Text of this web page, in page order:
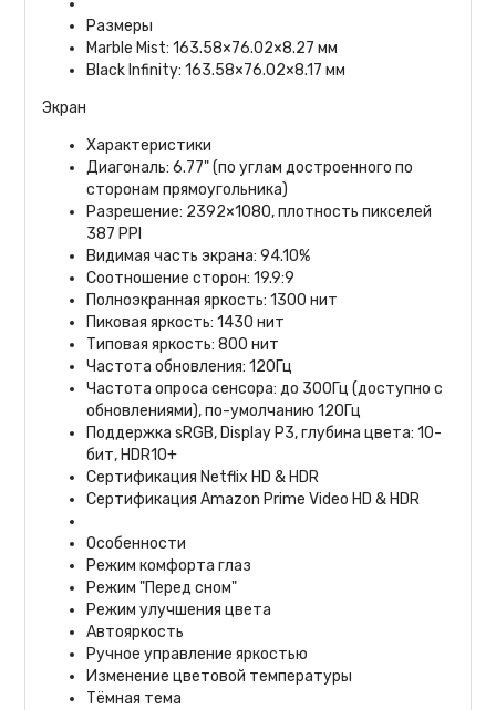
Размеры
Marble Mist: 163.58×76.02×8.27 мм
Black Infinity: 163.58×76.02×8.17 мм
Экран
Характеристики
Диагональ: 6.77" (по углам достроенного по
сторонам прямоугольника)
Разрешение: 2392×1080, плотность пикселей
387 PPI
Видимая часть экрана: 94.10%
Соотношение сторон: 19.9:9
Полноэкранная яркость: 1300 нит
Пиковая яркость: 1430 нит
Типовая яркость: 800 нит
Частота обновления: 120Гц
Частота опроса сенсора: до 300Гц (доступно с
обновлениями), по-умолчанию 120Гц
Поддержка sRGB, Display P3, глубина цвета: 10-
бит, HDR10+
Сертификация Netflix HD & HDR
Сертификация Amazon Prime Video HD & HDR
Особенности
Режим комфорта глаз
Режим "Перед сном"
Режим улучшения цвета
Автояркость
Ручное управление яркостью
Изменение цветовой температуры
Тёмная тема